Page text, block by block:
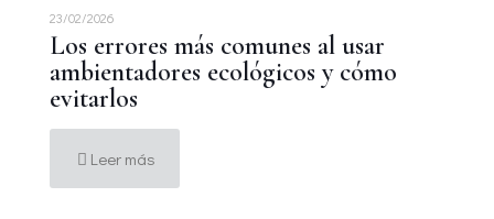
23/02/2026
Los errores más comunes al usar
ambientadores ecológicos y cómo
evitarlos
Leer más